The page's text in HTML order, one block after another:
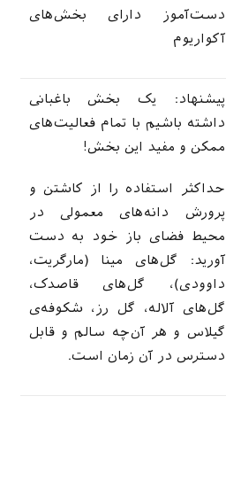
دست‌آموز دارای بخش‌های
آکواریوم
پیشنهاد: یک بخش باغبانی
داشته باشیم با تمام فعالیت‌های
ممکن و مفید این بخش!
حداکثر استفاده را از کاشتن و
پرورش دانه‌های معمولی در
محیط فضای باز خود به دست
آورید: گل‌های مینا (مارگریت،
داوودی)، گل‌های قاصدک،
گل‌های آلاله، گل رز، شکوفه‌ی
گیلاس و هر آن‌چه سالم و قابل
دسترس در آن زمان است.